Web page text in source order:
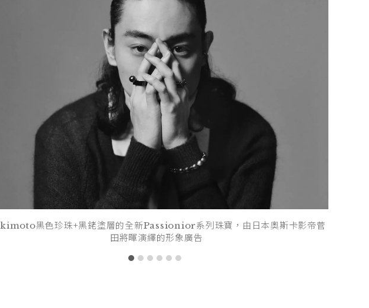
黑色珍珠+黑銠塗層的全新Passionior系列珠寶，由日本奧斯卡影帝菅
田將暉演繹的形象廣告